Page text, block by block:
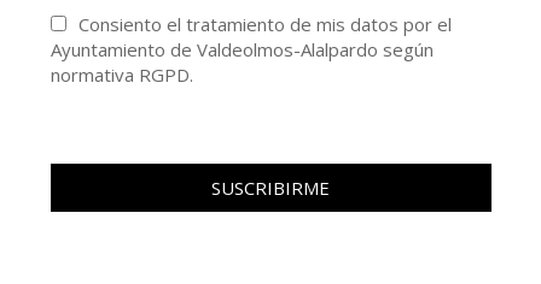
Consiento el tratamiento de mis datos por el
Ayuntamiento de Valdeolmos-Alalpardo según
normativa RGPD.